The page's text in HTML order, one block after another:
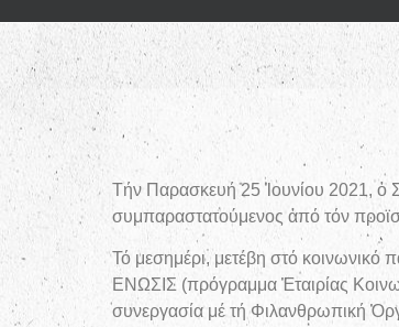
Τήν Παρασκευή 25 Ἰουνίου 2021, ὁ
συμπαραστατούμενος ἀπό τόν
Τό μεσημέρι, μετέβη στό
ΕΝΩΣΙΣ (πρόγραμμα Ἐταιρίας
συνεργασία μέ τή Φιλανθρωπική